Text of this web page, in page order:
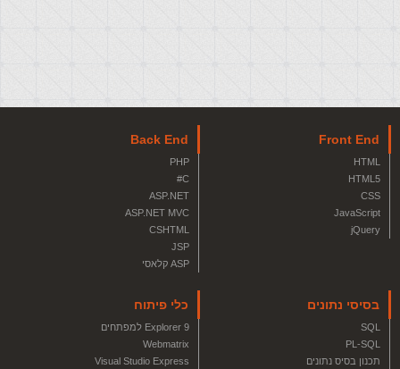
Front End
HTML
HTML5
CSS
JavaScript
jQuery
Back End
PHP
C#
ASP.NET
ASP.NET MVC
CSHTML
JSP
ASP קלאסי
בסיסי נתונים
SQL
PL-SQL
תכנון בסיס נתונים
כלי פיתוח
Explorer 9 למפתחים
Webmatrix
Visual Studio Express